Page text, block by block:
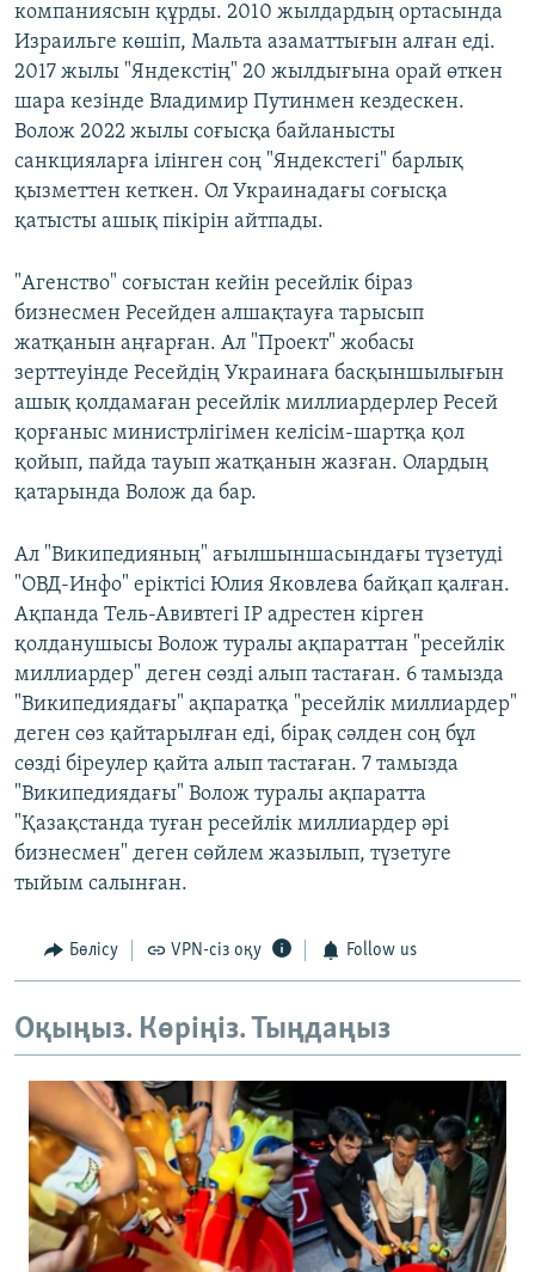
компаниясын құрды. 2010 жылдардың ортасында
Израильге көшіп, Мальта азаматтығын алған еді.
2017 жылы "Яндекстің" 20 жылдығына орай өткен
шара кезінде Владимир Путинмен кездескен.
Волож 2022 жылы соғысқа байланысты
санкцияларға ілінген соң "Яндекстегі" барлық
қызметтен кеткен. Ол Украинадағы соғысқа
қатысты ашық пікірін айтпады.
"Агенство" соғыстан кейін ресейлік біраз
бизнесмен Ресейден алшақтауға тарысып
жатқанын аңғарған. Ал "Проект" жобасы
зерттеуінде Ресейдің Украинаға басқыншылығын
ашық қолдамаған ресейлік миллиардерлер Ресей
қорғаныс министрлігімен келісім-шартқа қол
қойып, пайда тауып жатқанын жазған. Олардың
қатарында Волож да бар.
Ал "Википедияның" ағылшыншасындағы түзетуді
"ОВД-Инфо" еріктісі Юлия Яковлева байқап қалған.
Ақпанда Тель-Авивтегі IP адрестен кірген
қолданушысы Волож туралы ақпараттан "ресейлік
миллиардер" деген сөзді алып тастаған. 6 тамызда
"Википедиядағы" ақпаратқа "ресейлік миллиардер"
деген сөз қайтарылған еді, бірақ сәлден соң бұл
сөзді біреулер қайта алып тастаған. 7 тамызда
"Википедиядағы" Волож туралы ақпаратта
"Қазақстанда туған ресейлік миллиардер әрі
бизнесмен" деген сөйлем жазылып, түзетуге
тыйым салынған.
Бөлісу VPN-сіз оқу Follow us
Оқыңыз. Көріңіз. Тыңдаңыз